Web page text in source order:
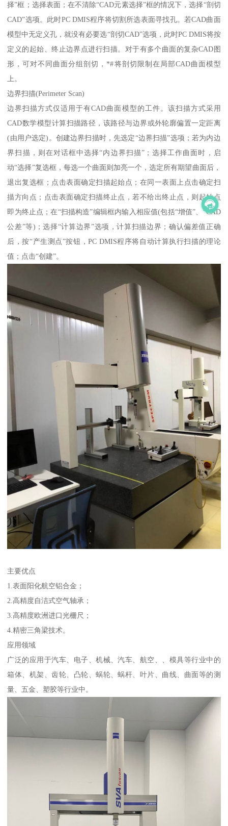
择”框；选择表面；在不清除“CAD元素选择”框的情况下，选择“剖切
CAD”选项。此时PC DMIS程序将切割所选表面寻找孔。若CAD曲面
模型中无定义孔，就没有必要选“剖切CAD”选项，此时PC DMIS将按
定义的起始、终止边界点进行扫描。对于有多个曲面的复杂CAD图
形，可对不同曲面分组剖切，*#将剖切限制在局部CAD曲面模型
上。
边界扫描(Perimeter Scan)
边界扫描方式仅适用于有CAD曲面模型的工件。该扫描方式采用
CAD数学模型计算扫描路径，该路径与边界或外轮廓偏置一定距离
(由用户选定)。创建边界扫描时，先选定“边界扫描”选项；若为内边
界扫描，则在对话框中选择“内边界扫描”；选择工作曲面时，启
动“选择”复选框，每选一个曲面则加亮一个，选定所有期望曲面后，
退出复选框；点击表面确定扫描起始点；在同一表面上点击确定扫
描方向点；点击表面确定扫描终止点，若不给出终止点，则起始点
即为终止点；在“扫描构造”编辑框内输入相应值(包括“增值”、“CAD
公差”等)；选择“计算边界”选项，计算扫描边界；确认偏差值正确
后，按“产生测点”按钮，PC DMIS程序将自动计算执行扫描的理论
值；点击“创建”。
主要优点
1.表面阳化航空铝合金；
2.高精度自洁式空气轴承；
3.高精度欧洲进口光栅尺；
4.精密三角梁技术。
应用领域
广泛的应用于汽车、电子、机械、汽车、航空、、模具等行业中的
箱体、机架、齿轮、凸轮、蜗轮、蜗杆、叶片、曲线、曲面等的测
量、五金、塑胶等行业中。